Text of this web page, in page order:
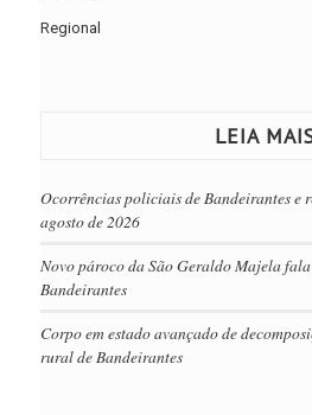
Regional
LEIA
Ocorrências policiais de Bandeirantes e
agosto de 2026
Novo pároco da São Geraldo Majela
Bandeirantes
Corpo em estado avançado de
rural de Bandeirantes